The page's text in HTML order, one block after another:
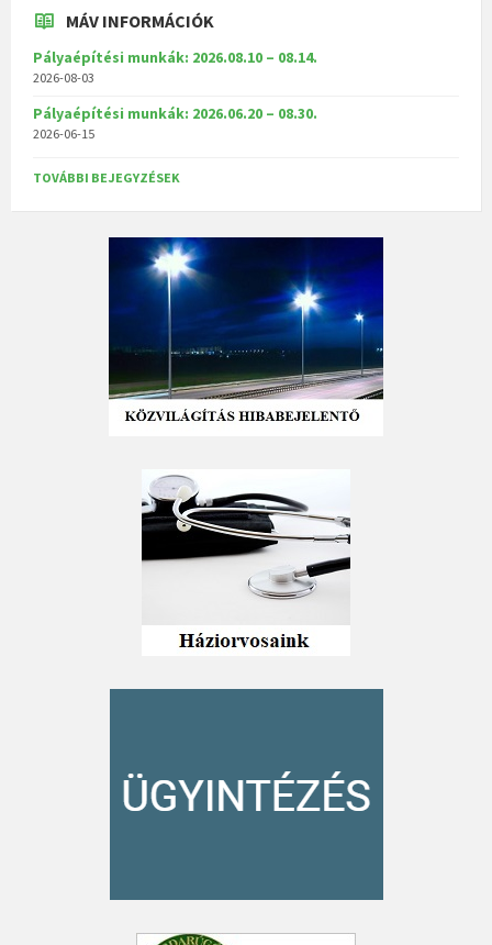
MÁV INFORMÁCIÓK
Pályaépítési munkák: 2026.08.10 – 08.14.
2026-08-03
Pályaépítési munkák: 2026.06.20 – 08.30.
2026-06-15
TOVÁBBI BEJEGYZÉSEK